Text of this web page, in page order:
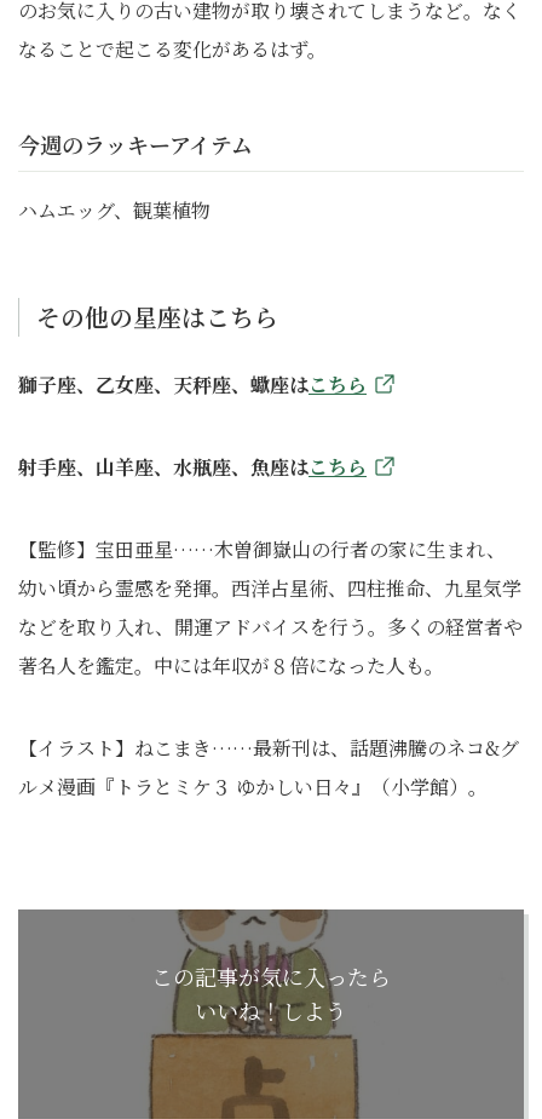
のお気に入りの古い建物が取り壊されてしまうなど。なく
なることで起こる変化があるはず。
今週のラッキーアイテム
ハムエッグ、観葉植物
その他の星座はこちら
獅子座、乙女座、天秤座、蠍座はこちら
射手座、山羊座、水瓶座、魚座はこちら
【監修】宝田亜星……木曽御嶽山の行者の家に生まれ、
幼い頃から霊感を発揮。西洋占星術、四柱推命、九星気学
などを取り入れ、開運アドバイスを行う。多くの経営者や
著名人を鑑定。中には年収が８倍になった人も。
【イラスト】ねこまき……最新刊は、話題沸騰のネコ&グ
ルメ漫画『トラとミケ３ ゆかしい日々』（小学館）。
この記事が気に入ったら
いいね！しよう